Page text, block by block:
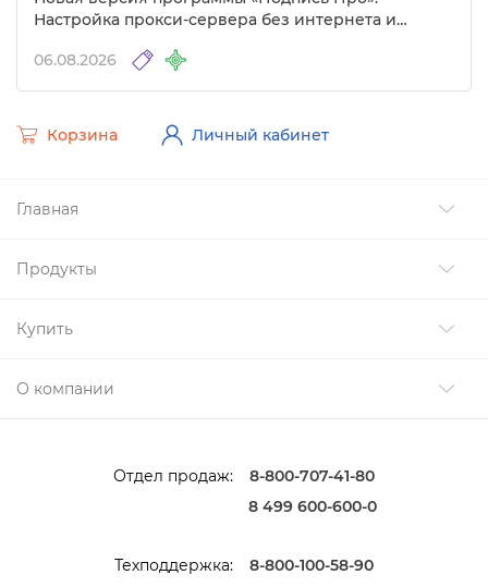
Настройка прокси-сервера без интернета и
06.08.2026
Главная
Продукты
Купить
О компании
Корзина Личный кабинет
Отдел продаж:
8-800-707-41-80
8 499 600-600-0
Техподдержка: 8-800-100-58-90